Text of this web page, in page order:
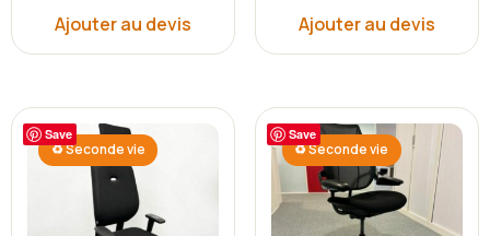
Ajouter au devis Ajouter au devis
Save
♻ Seconde vie
Save
♻ Seconde vie